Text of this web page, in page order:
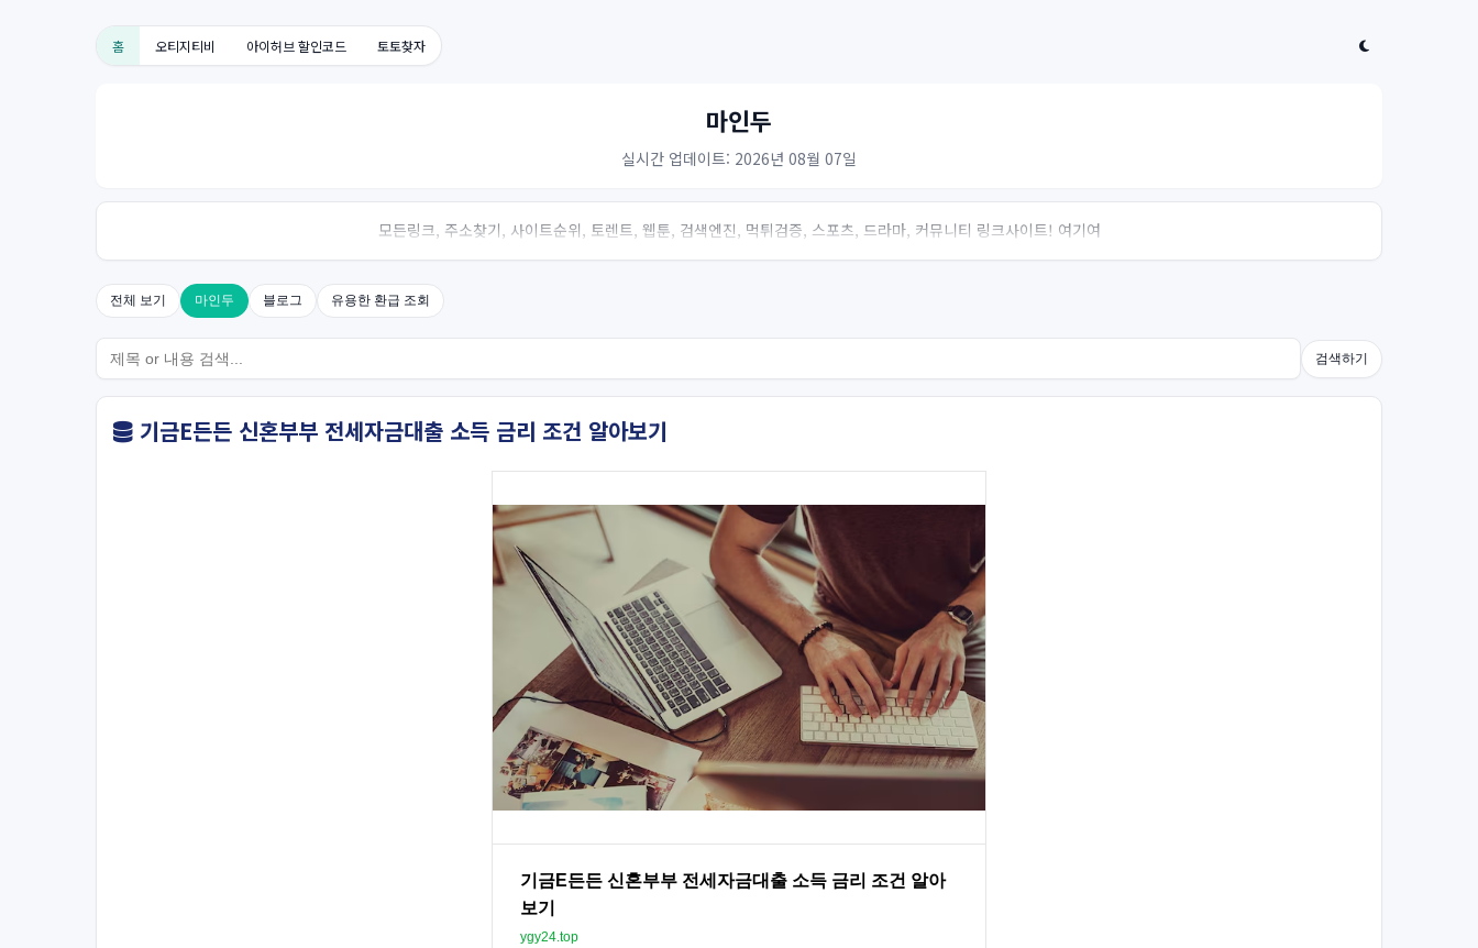
홈 오티지티비 아이허브 할인코드 토토찾자
마인두
실시간 업데이트: 2026년 08월 07일
모든링크, 주소찾기, 사이트순위, 토렌트, 웹툰, 검색엔진, 먹튀검증, 스포츠, 드라마, 커뮤니티 링크사이트! 여기여
전체 보기 마인두 블로그 유용한 환급 조회
검색하기
기금E든든 신혼부부 전세자금대출 소득 금리 조건 알아보기
기금E든든 신혼부부 전세자금대출 소득 금리 조건 알아
보기
ygy24.top